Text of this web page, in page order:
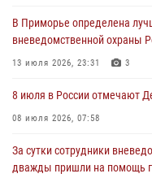
разрешительной работы
сдать оружие за
23 июля 2026, 22:45
В Приморье определена
вневедомственной охраны
13 июля 2026, 23:31 3
8 июля в России отмечают
08 июля 2026, 07:58
За сутки сотрудники
дважды пришли на помощь